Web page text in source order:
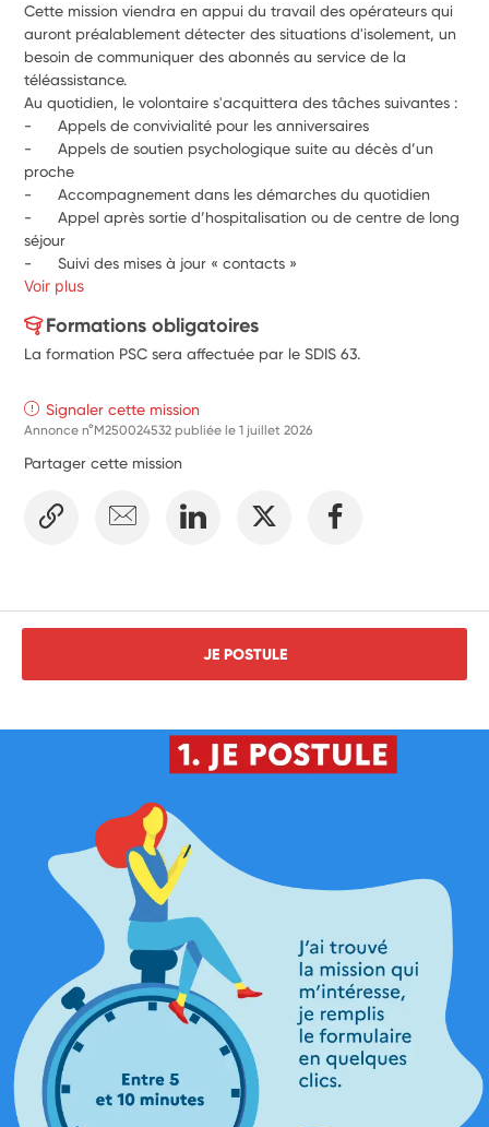
Cette mission viendra en appui du travail des opérateurs qui
auront préalablement détecter des situations d'isolement, un
besoin de communiquer des abonnés au service de la
Au quotidien, le volontaire s'acquittera des tâches suivantes :
-      Appels de convivialité pour les anniversaires
-      Appels de soutien psychologique suite au décès d’un
proche
-      Accompagnement dans les démarches du quotidien
-      Appel après sortie d’hospitalisation ou de centre de long
séjour
-      Suivi des mises à jour « contacts »
Voir plus
Formations obligatoires
La formation PSC sera affectuée par le SDIS 63.
Signaler cette mission
Annonce n°M250024532 publiée le1 juillet 2026
Partager cette mission
JE POSTULE